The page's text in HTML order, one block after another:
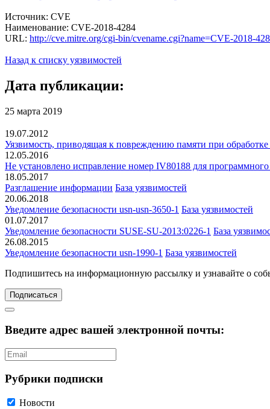
Источник: CVE
Наименование: CVE-2018-4284
URL: http://cve.mitre.org/cgi-bin/cvename.cgi?name=CVE-2018-
Назад к списку уязвимостей
Дата публикации:
25 марта 2019
19.07.2012
Уязвимость, приводящая к повреждению памяти при
12.05.2016
Не установлено исправление номер IV80188 для
18.05.2017
Разглашение информации База уязвимостей
20.06.2018
Уведомление безопасности usn-usn-3650-1 База уязвимостей
01.07.2017
Уведомление безопасности SUSE-SU-2013:0226-1 База
26.08.2015
Уведомление безопасности usn-1990-1 База уязвимостей
Подпишитесь на информационную рассылку и узнавайте о
Подписаться
Введите адрес вашей электронной почты:
Рубрики подписки
Новости